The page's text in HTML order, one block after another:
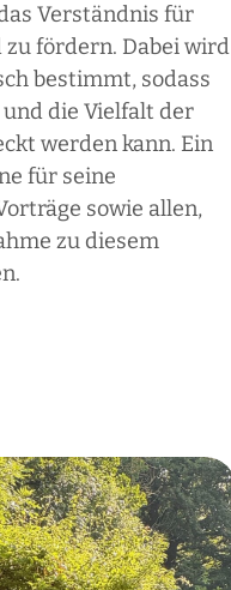
Verständnis für
fördern. Dabei wird
bestimmt, sodass
die Vielfalt der
werden kann. Ein
für seine
sowie allen,
zu diesem